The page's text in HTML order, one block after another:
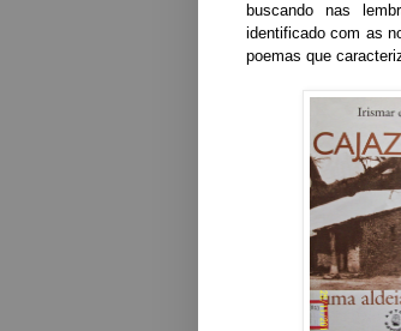
buscando nas
identificado com as
poemas que